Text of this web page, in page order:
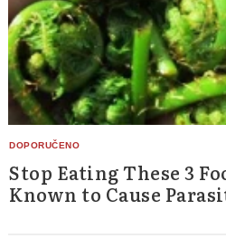
Stop Eating These 3
Known to Cause